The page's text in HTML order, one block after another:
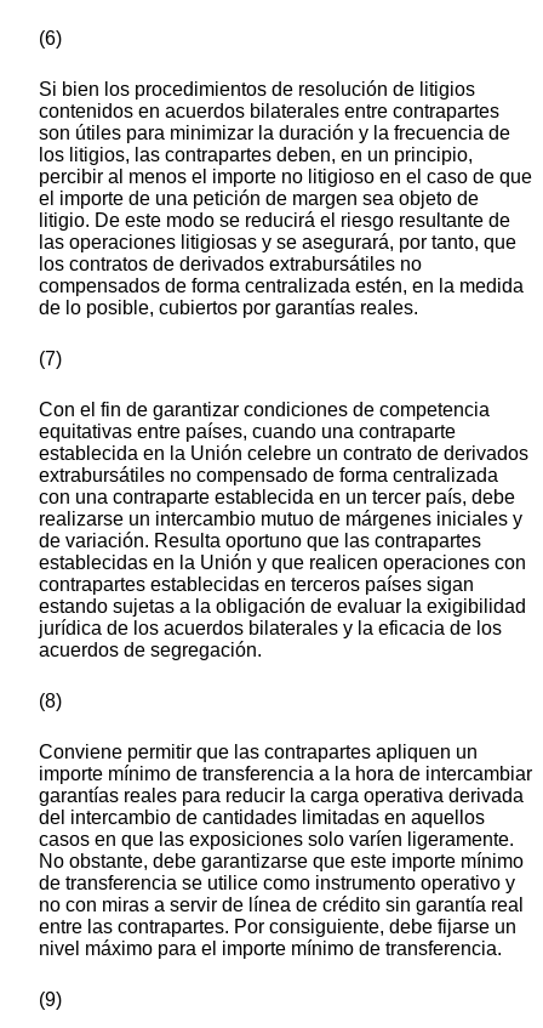
(6)
Si bien los procedimientos de resolución de litigios
contenidos en acuerdos bilaterales entre contrapartes
son útiles para minimizar la duración y la frecuencia de
los litigios, las contrapartes deben, en un principio,
percibir al menos el importe no litigioso en el caso de que
el importe de una petición de margen sea objeto de
litigio. De este modo se reducirá el riesgo resultante de
las operaciones litigiosas y se asegurará, por tanto, que
los contratos de derivados extrabursátiles no
compensados de forma centralizada estén, en la medida
de lo posible, cubiertos por garantías reales.
(7)
Con el fin de garantizar condiciones de competencia
equitativas entre países, cuando una contraparte
establecida en la Unión celebre un contrato de derivados
extrabursátiles no compensado de forma centralizada
con una contraparte establecida en un tercer país, debe
realizarse un intercambio mutuo de márgenes iniciales y
de variación. Resulta oportuno que las contrapartes
establecidas en la Unión y que realicen operaciones con
contrapartes establecidas en terceros países sigan
estando sujetas a la obligación de evaluar la exigibilidad
jurídica de los acuerdos bilaterales y la eficacia de los
acuerdos de segregación.
(8)
Conviene permitir que las contrapartes apliquen un
importe mínimo de transferencia a la hora de intercambiar
garantías reales para reducir la carga operativa derivada
del intercambio de cantidades limitadas en aquellos
casos en que las exposiciones solo varíen ligeramente.
No obstante, debe garantizarse que este importe mínimo
de transferencia se utilice como instrumento operativo y
no con miras a servir de línea de crédito sin garantía real
entre las contrapartes. Por consiguiente, debe fijarse un
nivel máximo para el importe mínimo de transferencia.
(9)